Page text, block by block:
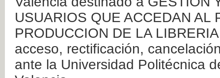
USUARIOS QUE ACCEDAN AL
PRODUCCION DE LA
acceso, rectificación,
ante la Universidad Politécnica